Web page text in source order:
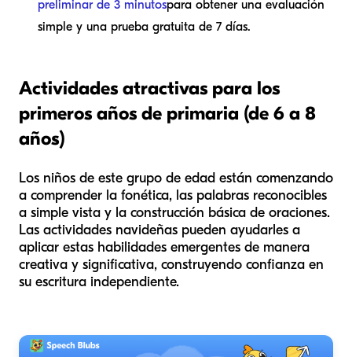
preliminar de 3 minutospara obtener una evaluación
simple y una prueba gratuita de 7 días.
Actividades atractivas para los
primeros años de primaria (de 6 a 8
años)
Los niños de este grupo de edad están comenzando
a comprender la fonética, las palabras reconocibles
a simple vista y la construcción básica de oraciones.
Las actividades navideñas pueden ayudarles a
aplicar estas habilidades emergentes de manera
creativa y significativa, construyendo confianza en
su escritura independiente.